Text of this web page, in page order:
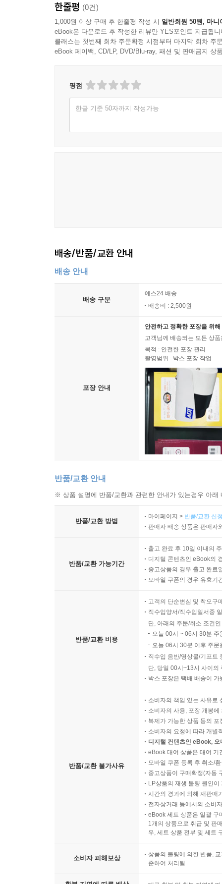
부재의 자국에 관한 경외 어린 천착의 방식”(조형
닭싸움을 붙이던 ‘점순’의 시점으로 그려진다. “
것이라며 「동백꽃」 이후를 자연스럽게 그려나
마음을 표한다. “우리 도망갈래?” 「봄봄하다―
그리워하는 마음을 담았다. 죽음 이후에도 늘 현
「오래된 나무는 나무가 아니다」부터 이어지는
고민해봐야 한다는 전언이 묵직하게 다가온다. 기
모두를 내려놓아야 할 나이에 잔불 살리듯 공을
앞쪽 세 편의 짧은 소설은 영원한 청년 작가 김
열정을 다했다는 자부쯤으로 읽히지 않을까 싶다.
「오래된 나무는 나무가 아니다」와 「집을 떠
죽음에 대한 실존성 더듬기와 맥 을 같이한다.
중편 「굿」과 그 앞에 묶인 세 편의 단편은
오늘까지도 불신과 증오의 천형을 사는 사람들의
글 쓰는 일이 즐거웠다. 전업 작가의 길을 걷지
나만의 문법으로 세상을 재단해 독자 의 몫을 남
큰 즐거움이었다는 것을 고백한다. 그 신명의 흔
춘천 금병산 자락에서
한줄평 (0건)
1,000원 이상 구매 후 한줄평 작성 시 일반회원 50원, 마니
eBook은 다운로드 후 작성한 리뷰만 YES포인트 지급됩니
클래스는 첫번째 회차 주문확정 시점부터 마지막 회차 주
eBook 페이백, CD/LP, DVD/Blu-ray, 패션 및 판매금지 상
평점
한글 기준 50자까지 작성가능
배송/반품/교환 안내
배송 안내
배송 구분
예스24 배송
배송비 : 2,500원
포장 안내
안전하고 정확한 포장을 위
고객님께 배송되는 모든 상
목적 : 안전한 포장 관리
촬영범위 : 박스 포장 작업
반품/교환 안내
※ 상품 설명에 반품/교환과 관련한 안내가 있는경우 아
반품/교환 방법
마이페이지 > 반품/교환 신
판매자 배송 상품은 판매자
반품/교환 가능기간
출고 완료 후 10일 이내의
디지털 콘텐츠인 eBook의
중고상품의 경우 출고 완료
모바일 쿠폰의 경우 유효기
반품/교환 비용
고객의 단순변심 및 착오구
직수입양서/직수입일서중
단, 아래의 주문/취소 조건
오늘 00시 ~ 06시 30분
오늘 06시 30분 이후 주
직수입 음반/영상물/기프트
단, 당일 00시~13시 사이의
박스 포장은 택배 배송이
반품/교환 불가사유
소비자의 책임 있는 사유로
소비자의 사용, 포장 개봉
복제가 가능한 상품 등의
소비자의 요청에 따라 개별
디지털 컨텐츠인 eBook,
eBook 대여 상품은 대여 기
모바일 쿠폰 등록 후 취소/
중고상품이 구매확정(자동
LP상품의 재생 불량 원인
시간의 경과에 의해 재판매
전자상거래 등에서의 소비
eBook 세트 상품은 일괄 구
1개의 상품으로 취급 및 판
우, 세트 상품 전부 및 세트
소비자 피해보상
상품의 불량에 의한 반품,
준하여 처리됨